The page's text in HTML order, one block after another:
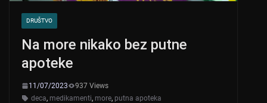
DRUŠTVO
Na more nikako bez putne
apoteke
11/07/2023
937 Views
deca, medikamenti, more, putna apoteka